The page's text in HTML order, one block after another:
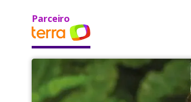
Parceiro